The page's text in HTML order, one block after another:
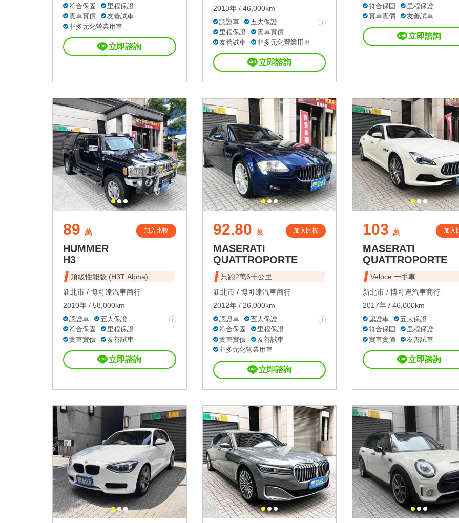
符合保固
里程保證
實車實價
友善試車
非多元化營業用車
立即諮詢
2013年 / 46,000km
認證車
五大保證
里程保證
實車實價
友善試車
非多元化營業用車
立即諮詢
符合保固
里程保證
實車實價
友善試車
立即諮詢
89 萬 加入比較
HUMMER
H3
頂級性能版 (H3T Alpha)
新北市 / 博可達汽車商行
2010年 / 58,000km
認證車
五大保證
符合保固
里程保證
實車實價
友善試車
立即諮詢
92.80 萬 加入比較
MASERATI
QUATTROPORTE
只跑2萬6千公里
新北市 / 博可達汽車商行
2012年 / 26,000km
認證車
五大保證
符合保固
里程保證
實車實價
友善試車
非多元化營業用車
立即諮詢
103 萬 加入
MASERATI
QUATTROPORTE
Veloce 一手車
新北市 / 博可達汽車商行
2017年 / 46,000km
認證車
五大保證
符合保固
里程保證
實車實價
友善試車
立即諮詢